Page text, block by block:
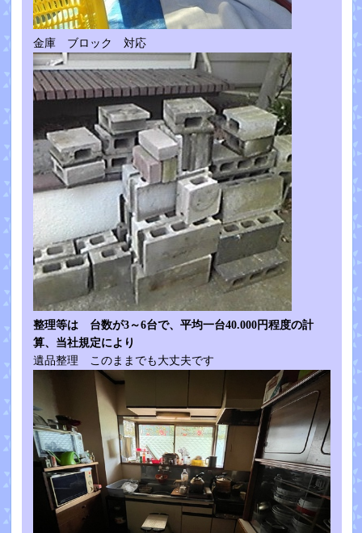
金庫 ブロック 対応
整理等は 台数が3～6台で、平均一台40.000円程度の計
算、当社規定により
遺品整理 このままでも大丈夫です